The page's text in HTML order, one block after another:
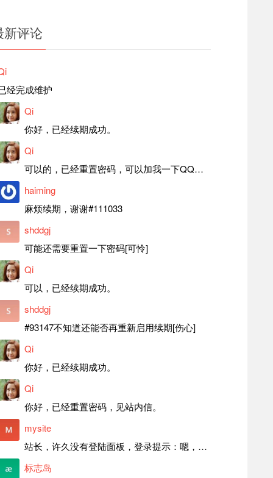
新评论
经完成维护
Qi
你好，已经续期成功。
Qi
可以的，已经重置密码，可以加我一下QQ，留言后我就发密码给你。
haiming
麻烦续期，谢谢#111033
shddgj
可能还需要重置一下密码[可怜]
Qi
可以，已经续期成功。
shddgj
#93147不知道还能否再重新启用续期[伤心]
Qi
你好，已经续期成功。
Qi
你好，已经重置密码，见站内信。
mysite
站长，许久没有登陆面板，登录提示：嗯，登录详细信息似乎不正确。请重试。 网站还可以正常使用。如果是密码问题请帮忙重置一下密码。谢谢。订单号：97790，账号：aa20210950。 站长，提交了工单，你回复续期成功，不过我的问题是面部登陆信息有问题，一直是初始密码，现在无法登陆，有时间麻烦排查一下。
标志岛